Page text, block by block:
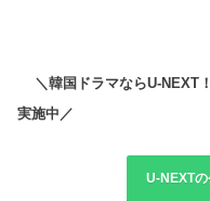
＼韓国ドラマならU-NEXT
実施中／
U-NEXT